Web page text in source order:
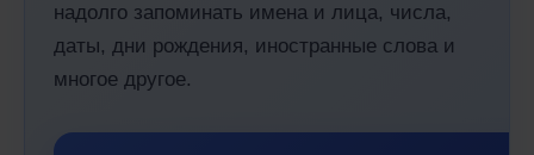
надолго запоминать имена и лица, числа,
даты, дни рождения, иностранные слова и
многое другое.